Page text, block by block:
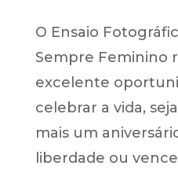
O Ensaio
Sempre Feminino
excelente
celebrar a vida,
mais um
liberdade ou